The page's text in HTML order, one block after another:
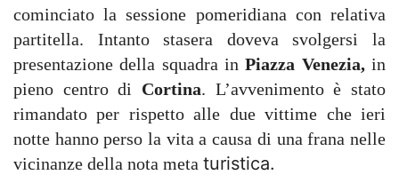
cominciato la sessione pomeridiana con relativa
partitella. Intanto stasera doveva svolgersi la
presentazione della squadra inPiazza Venezia,in
pieno centro di Cortina. L’avvenimento è stato
rimandato per rispetto alle due vittime che ieri
notte hanno perso la vita a causa di una frana nelle
vicinanze della nota meta turistica.